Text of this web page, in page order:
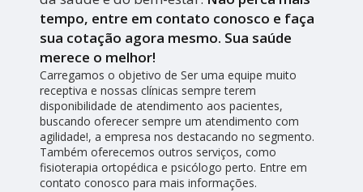
tempo, entre em contato conosco e faça
sua cotação agora mesmo. Sua saúde
merece o melhor!
Carregamos o objetivo de Ser uma equipe muito
receptiva e nossas clínicas sempre terem
disponibilidade de atendimento aos pacientes,
buscando oferecer sempre um atendimento com
agilidade!, a empresa nos destacando no segmento.
Também oferecemos outros serviços, como
fisioterapia ortopédica e psicólogo perto. Entre em
contato conosco para mais informações.